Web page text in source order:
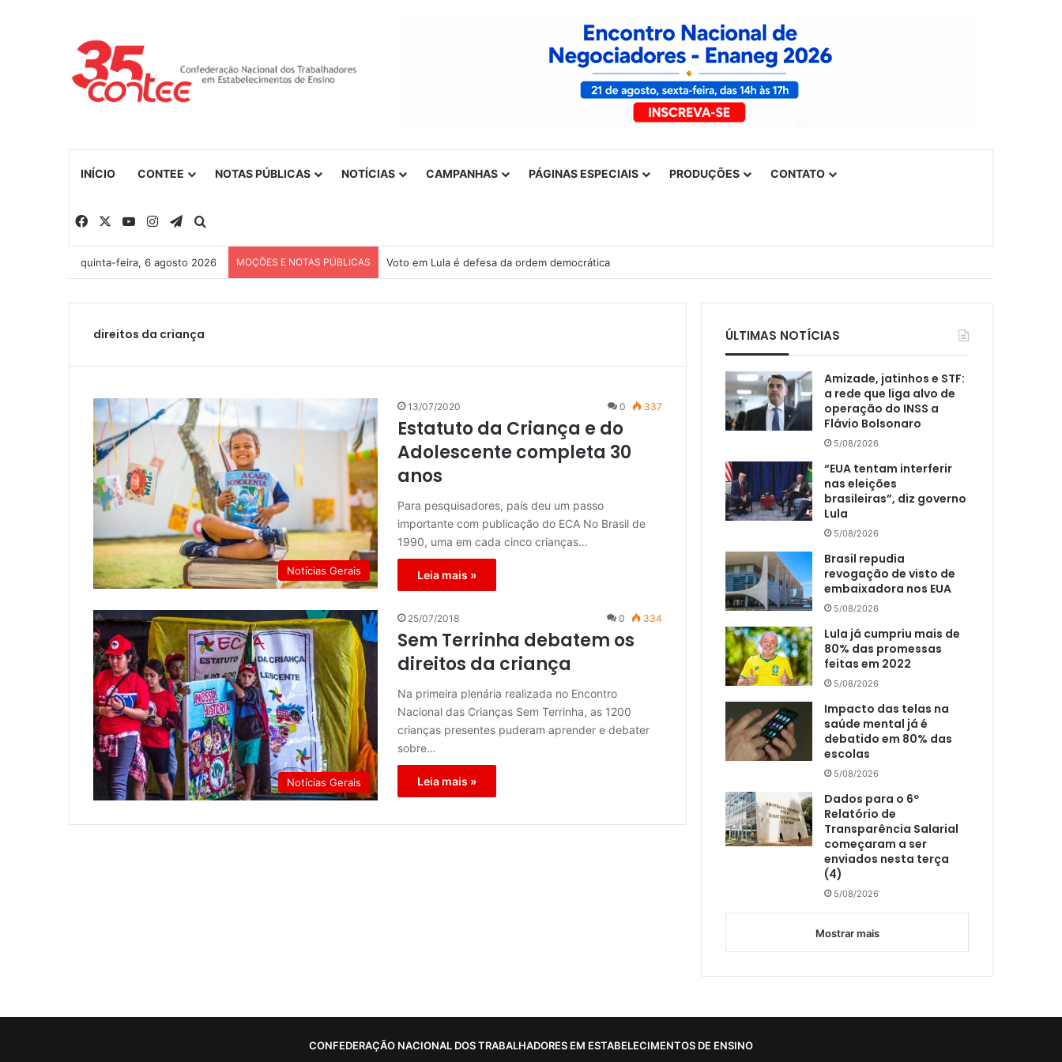
INÍCIO CONTEE NOTAS PÚBLICAS NOTÍCIAS CAMPANHAS PÁGINAS ESPECIAIS PRODUÇÕES CONTATO
Facebook YouTubeInstagramTelegram
quinta-feira, 6 agosto 2026 MOÇÕES E NOTAS PÚBLICAS Voto em Lula é defesa da ordem democrática
direitos da criança
Notícias Gerais
13/07/2020 0 337
Estatuto da Criança e do
Adolescente completa 30
anos
Para pesquisadores, país deu um passo
importante com publicação do ECA No Brasil de
1990, uma em cada cinco crianças…
Leia mais »
Notícias Gerais
25/07/2018 0 334
Sem Terrinha debatem os
direitos da criança
Na primeira plenária realizada no Encontro
Nacional das Crianças Sem Terrinha, as 1200
crianças presentes puderam aprender e debater
sobre…
Leia mais »
ÚLTIMAS NOTÍCIAS
Amizade, jatinhos e STF:
a rede que liga alvo de
operação do INSS a
Flávio Bolsonaro
5/08/2026
“EUA tentam interferir
nas eleições
brasileiras”, diz governo
Lula
5/08/2026
Brasil repudia
revogação de visto de
embaixadora nos EUA
5/08/2026
Lula já cumpriu mais de
80% das promessas
feitas em 2022
5/08/2026
Impacto das telas na
saúde mental já é
debatido em 80% das
escolas
5/08/2026
Dados para o 6º
Relatório de
Transparência Salarial
começaram a ser
enviados nesta terça
(4)
5/08/2026
Mostrar mais
CONFEDERAÇÃO NACIONAL DOS TRABALHADORES EM ESTABELECIMENTOS DE ENSINO